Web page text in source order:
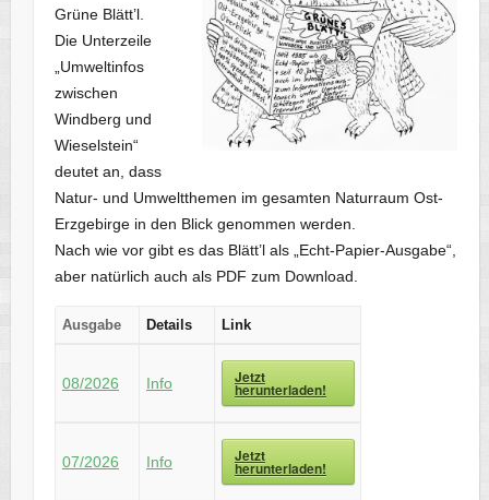
Grüne Blätt’l.
Die Unterzeile
„Umweltinfos
zwischen
Windberg und
Wieselstein“
deutet an, dass
Natur- und Umweltthemen im gesamten Naturraum Ost-
Erzgebirge in den Blick genommen werden.
Nach wie vor gibt es das Blätt’l als „Echt-Papier-Ausgabe“,
aber natürlich auch als PDF zum Download.
Ausgabe Details Link
08/2026 Info Jetzt
herunterladen!
07/2026 Info Jetzt
herunterladen!